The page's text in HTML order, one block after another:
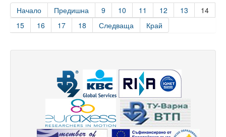
Начало Предишна 9 10 11 12 13
14
15
16 17 18 Следваща Край